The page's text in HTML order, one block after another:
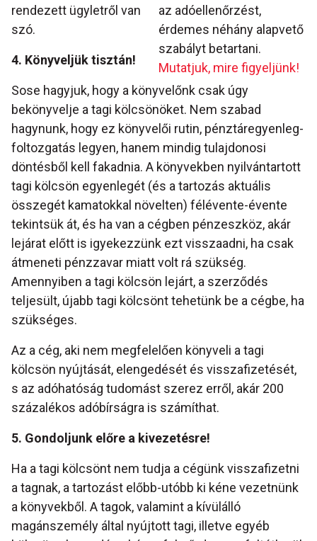
az adóellenőrzést,
érdemes néhány alapvető
szabályt betartani.
Mutatjuk, mire figyeljünk!
rendezett ügyletről van
szó.
4. Könyveljük tisztán!
Sose hagyjuk, hogy a könyvelőnk csak úgy
bekönyvelje a tagi kölcsönöket. Nem szabad
hagynunk, hogy ez könyvelői rutin, pénztáregyenleg-
foltozgatás legyen, hanem mindig tulajdonosi
döntésből kell fakadnia. A könyvekben nyilvántartott
tagi kölcsön egyenlegét (és a tartozás aktuális
összegét kamatokkal növelten) félévente-évente
tekintsük át, és ha van a cégben pénzeszköz, akár
lejárat előtt is igyekezzünk ezt visszaadni, ha csak
átmeneti pénzzavar miatt volt rá szükség.
Amennyiben a tagi kölcsön lejárt, a szerződés
teljesült, újabb tagi kölcsönt tehetünk be a cégbe, ha
szükséges.
Az a cég, aki nem megfelelően könyveli a tagi
kölcsön nyújtását, elengedését és visszafizetését,
s az adóhatóság tudomást szerez erről, akár 200
százalékos adóbírságra is számíthat.
5. Gondoljunk előre a kivezetésre!
Ha a tagi kölcsönt nem tudja a cégünk visszafizetni
a tagnak, a tartozást előbb-utóbb ki kéne vezetnünk
a könyvekből. A tagok, valamint a kívülálló
magánszemély által nyújtott tagi, illetve egyéb